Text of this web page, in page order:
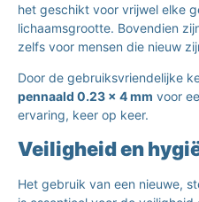
het geschikt voor vrijwel elke
lichaamsgrootte. Bovendien
zelfs voor mensen die nieuw
Door de gebruiksvriendelijke
pennaald 0.23 x 4 mm voor
ervaring, keer op keer.
Veiligheid en
Het gebruik van een nieuwe,